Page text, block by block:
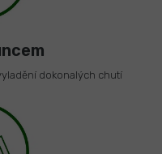
dokonalých chutí